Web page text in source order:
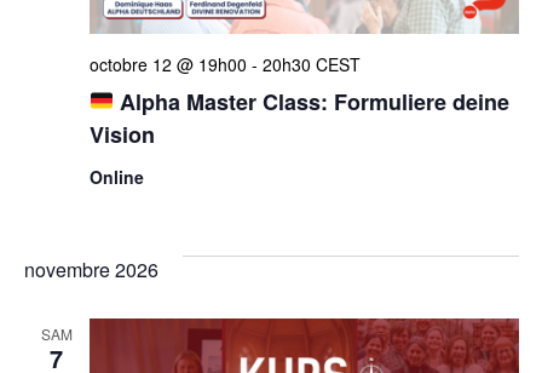
Alpha Master Class: Formuliere deine
Vision
octobre 12 @ 19h00 - 20h30 CEST
Online
novembre 2026
SAM
7